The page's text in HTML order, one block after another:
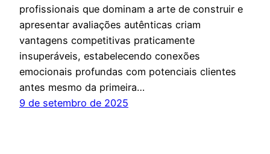
profissionais que dominam a arte de construir e
apresentar avaliações autênticas criam
vantagens competitivas praticamente
insuperáveis, estabelecendo conexões
emocionais profundas com potenciais clientes
antes mesmo da primeira…
9 de setembro de 2025